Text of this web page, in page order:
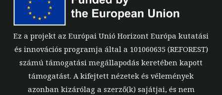
Ez a projekt az Európai Unió Horizont Európa kutatási
és innovációs programja által a 101060635 (REFOREST)
számú támogatási megállapodás keretében kapott
támogatást. A kifejtett nézetek és vélemények
azonban kizárólag a szerző(k) sajátjai, és nem